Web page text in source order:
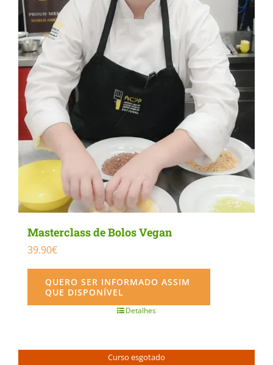
Masterclass de Bolos Vegan
39.90€
QUERO SER INFORMADO ASSIM
QUE DISPONÍVEL
Detalhes
Curso esgotado